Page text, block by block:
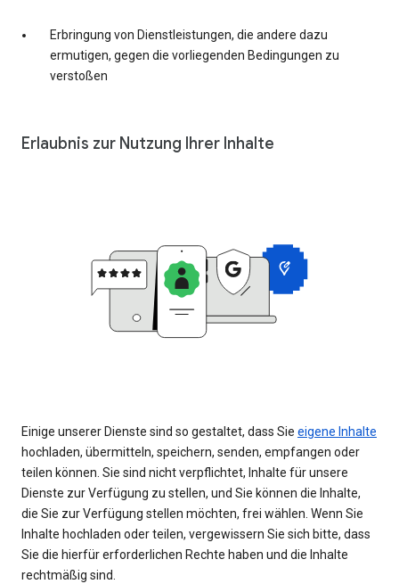
Erbringung von Dienstleistungen, die andere dazu
ermutigen, gegen die vorliegenden Bedingungen zu
verstoßen
Erlaubnis zur Nutzung Ihrer Inhalte
Einige unserer Dienste sind so gestaltet, dass Sie eigene Inhalte
hochladen, übermitteln, speichern, senden, empfangen oder
teilen können. Sie sind nicht verpflichtet, Inhalte für unsere
Dienste zur Verfügung zu stellen, und Sie können die Inhalte,
die Sie zur Verfügung stellen möchten, frei wählen. Wenn Sie
Inhalte hochladen oder teilen, vergewissern Sie sich bitte, dass
Sie die hierfür erforderlichen Rechte haben und die Inhalte
rechtmäßig sind.